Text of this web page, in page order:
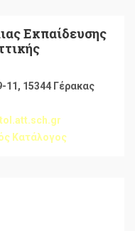
Εκπαίδευσης
11, 15344 Γέρακας
Κατάλογος